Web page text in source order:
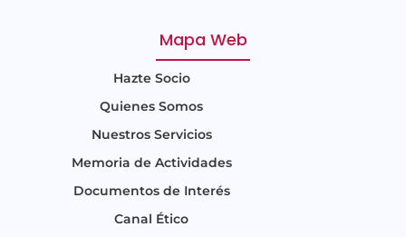
Mapa Web
Hazte Socio
Quienes Somos
Nuestros Servicios
Memoria de Actividades
Documentos de Interés
Canal Ético